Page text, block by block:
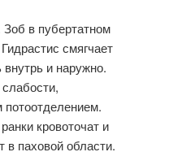
в пубертатном
смягчает
и наружно.
кровоточат и
паховой области.